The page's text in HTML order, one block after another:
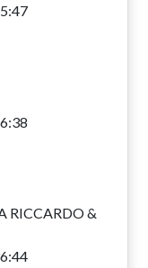
RICCARDO &